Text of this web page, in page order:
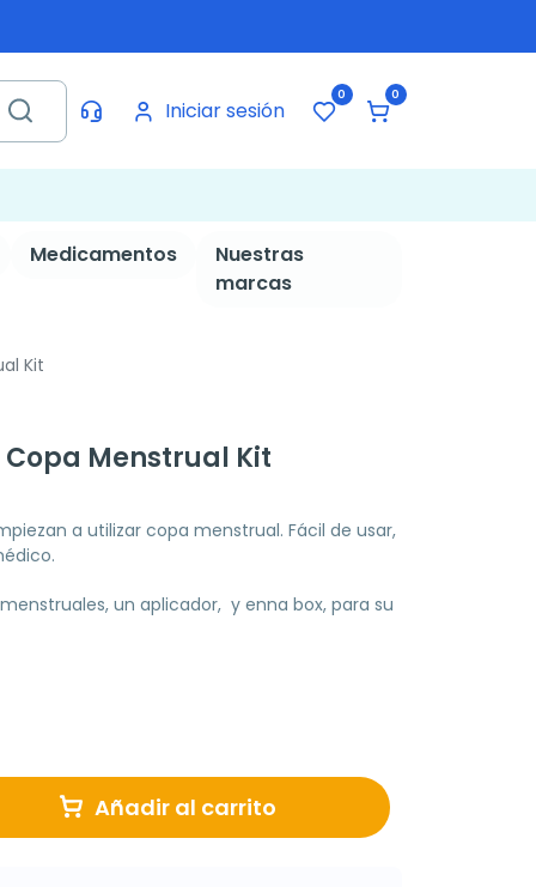
Iniciar sesión
0 0
Medicamentos
Nuestras
marcas
Kit
Menstrual Kit
a utilizar copa menstrual. Fácil de usar,
un aplicador, y enna box, para su
Añadir al carrito